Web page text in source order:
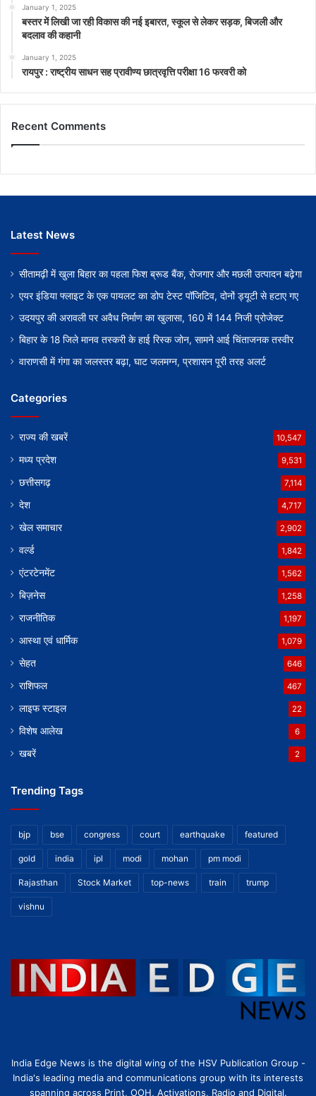
January 1, 2025
बस्तर में लिखी जा रही विकास की नई इबारत, स्कूल से लेकर सड़क, बिजली और
बदलाव की कहानी
January 1, 2025
रायपुर : राष्ट्रीय साधन सह प्रावीण्य छात्रवृत्ति परीक्षा 16 फरवरी को
Recent Comments
Latest News
सीतामढ़ी में खुला बिहार का पहला फिश ब्रूड बैंक, रोजगार और मछली उत्पादन बढ़ेगा
एयर इंडिया फ्लाइट के एक पायलट का डोप टेस्ट पॉजिटिव, दोनों ड्यूटी से हटाए गए
उदयपुर की अरावली पर अवैध निर्माण का खुलासा, 160 में 144 निजी प्रोजेक्ट
बिहार के 18 जिले मानव तस्करी के हाई रिस्क जोन, सामने आई चिंताजनक तस्वीर
वाराणसी में गंगा का जलस्तर बढ़ा, घाट जलमग्न, प्रशासन पूरी तरह अलर्ट
Categories
राज्य की खबरें 10,547
मध्य प्रदेश 9,531
छत्तीसगढ़ 7,114
देश 4,717
खेल समाचार 2,902
वर्ल्ड 1,842
एंटरटेनमेंट 1,562
बिज़नेस 1,258
राजनीतिक 1,197
आस्था एवं धार्मिक 1,079
सेहत 646
राशिफल 467
लाइफ स्टाइल 22
विशेष आलेख 6
खबरें 2
Trending Tags
bjp bse congress court earthquake featured
gold india ipl modi mohan pm modi
Rajasthan Stock Market top-news train trump
vishnu
India Edge News is the digital wing of the HSV Publication Group -
India's leading media and communications group with its interests
spanning across Print, OOH, Activations, Radio and Digital.